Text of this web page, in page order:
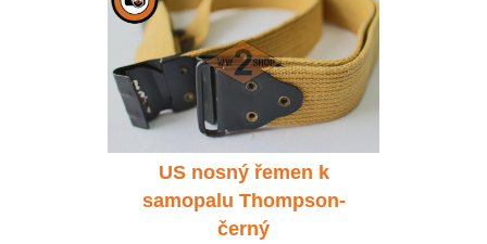
US nosný řemen k
samopalu Thompson-
černý